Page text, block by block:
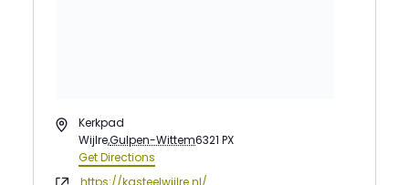
AddressKerkpad
Wijlre,Gulpen-Wittem6321 PX
Get Directions
Websitehttps://kasteelwijlre.nl/